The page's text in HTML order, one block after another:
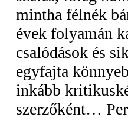
mintha félnék
évek folyamán
csalódások és
egyfajta
inkább
szerzőként…